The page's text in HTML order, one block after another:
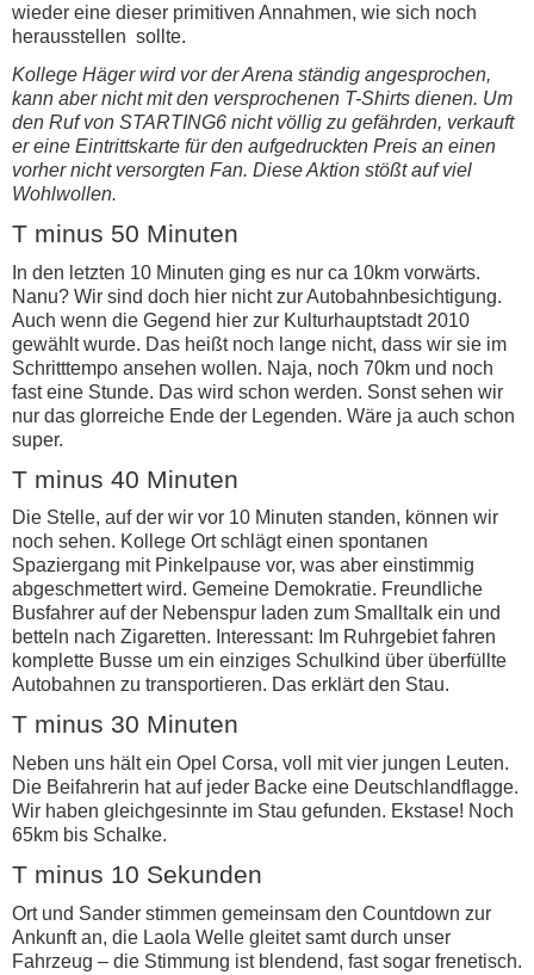
wieder eine dieser primitiven Annahmen, wie sich noch
herausstellen sollte.
Kollege Häger wird vor der Arena ständig angesprochen,
kann aber nicht mit den versprochenen T-Shirts dienen. Um
den Ruf von STARTING6 nicht völlig zu gefährden, verkauft
er eine Eintrittskarte für den aufgedruckten Preis an einen
vorher nicht versorgten Fan. Diese Aktion stößt auf viel
Wohlwollen.
T minus 50 Minuten
In den letzten 10 Minuten ging es nur ca 10km vorwärts.
Nanu? Wir sind doch hier nicht zur Autobahnbesichtigung.
Auch wenn die Gegend hier zur Kulturhauptstadt 2010
gewählt wurde. Das heißt noch lange nicht, dass wir sie im
Schritttempo ansehen wollen. Naja, noch 70km und noch
fast eine Stunde. Das wird schon werden. Sonst sehen wir
nur das glorreiche Ende der Legenden. Wäre ja auch schon
super.
T minus 40 Minuten
Die Stelle, auf der wir vor 10 Minuten standen, können wir
noch sehen. Kollege Ort schlägt einen spontanen
Spaziergang mit Pinkelpause vor, was aber einstimmig
abgeschmettert wird. Gemeine Demokratie. Freundliche
Busfahrer auf der Nebenspur laden zum Smalltalk ein und
betteln nach Zigaretten. Interessant: Im Ruhrgebiet fahren
komplette Busse um ein einziges Schulkind über überfüllte
Autobahnen zu transportieren. Das erklärt den Stau.
T minus 30 Minuten
Neben uns hält ein Opel Corsa, voll mit vier jungen Leuten.
Die Beifahrerin hat auf jeder Backe eine Deutschlandflagge.
Wir haben gleichgesinnte im Stau gefunden. Ekstase! Noch
65km bis Schalke.
T minus 10 Sekunden
Ort und Sander stimmen gemeinsam den Countdown zur
Ankunft an, die Laola Welle gleitet samt durch unser
Fahrzeug – die Stimmung ist blendend, fast sogar frenetisch.